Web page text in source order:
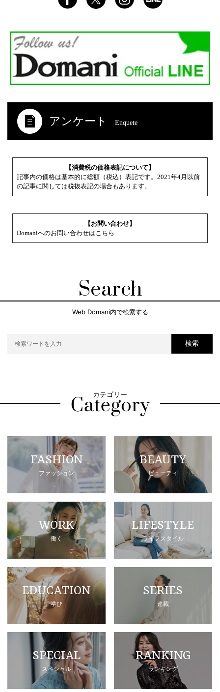
アンケート Enquete
【消費税の価格表記について】
記事内の価格は基本的に総額（税込）表記です。2021年4月以前
の記事に関しては税抜表記の場合もあります。
【お問い合わせ】
Domaniへのお問い合わせはこちら
Search
Web Domani内で検索する
検索
カテゴリー
FASHION
ファッション
BEAUTY
ビューティ
WORK
働く
LIFESTYLE
ライフスタイル
EDUCATION
学び
SERIES
連載
SPECIAL
スペシャル
RANKING
ランキング